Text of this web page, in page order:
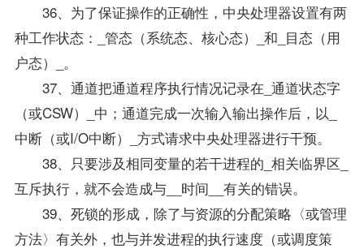
36、为了保证操作的正确性，中央处理器设置有两
种工作状态：_管态（系统态、核心态）_和_目态（用
户态）_。
37、通道把通道程序执行情况记录在_通道状态字
（或CSW）_中；通道完成一次输入输出操作后，以_
中断（或I/O中断）_方式请求中央处理器进行干预。
38、只要涉及相同变量的若干进程的_相关临界区_
互斥执行，就不会造成与__时间__有关的错误。
39、死锁的形成，除了与资源的分配策略〈或管理
方法〉有关外，也与并发进程的执行速度（或调度策